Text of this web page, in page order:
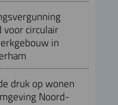
voor circulair
in
druk op wonen
Noord-